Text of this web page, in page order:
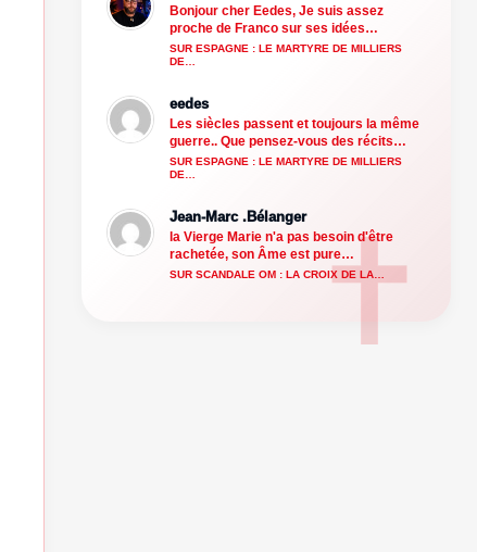
Bonjour cher Eedes, Je suis assez
proche de Franco sur ses idées…
SUR ESPAGNE : LE MARTYRE DE MILLIERS
DE…
eedes
Les siècles passent et toujours la même
guerre.. Que pensez-vous des récits…
SUR ESPAGNE : LE MARTYRE DE MILLIERS
DE…
Jean-Marc .Bélanger
la Vierge Marie n'a pas besoin d'être
rachetée, son Âme est pure…
SUR SCANDALE OM : LA CROIX DE LA…